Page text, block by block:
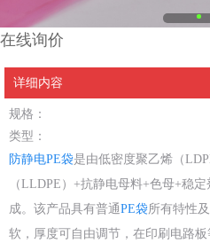
在线询价
详细内容
规格：
类型：
防静电PE袋是由低密度聚乙烯（
（LLDPE）+抗静电母料+色母+稳
成。该产品具有普通PE袋所有特性
软，厚度可自由调节，在印刷电路